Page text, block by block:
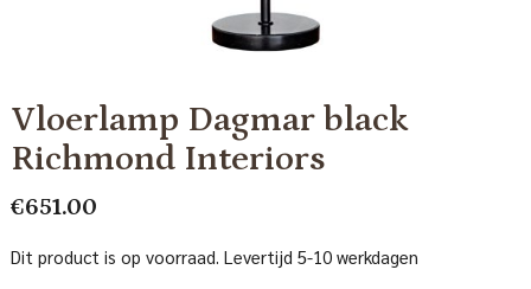
Vloerlamp Dagmar black
Richmond Interiors
€651.00
Dit product is op voorraad. Levertijd 5-10 werkdagen